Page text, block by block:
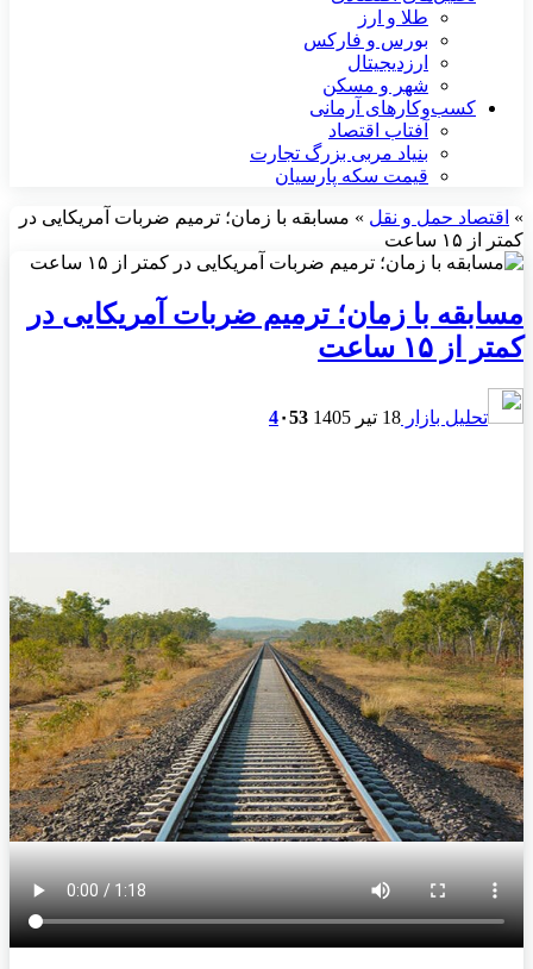
طلا و ارز
بورس و فارکس
ارزدیجیتال
شهر و مسکن
کسب‌وکارهای آرمانی
آفتاب اقتصاد
بنیاد مربی بزرگ تجارت
قیمت سکه پارسیان
» اقتصاد حمل و نقل » مسابقه با زمان؛ ترمیم ضربات آمریکایی در
کمتر از ۱۵ ساعت
مسابقه با زمان؛ ترمیم ضربات آمریکایی در
کمتر از ۱۵ ساعت
تحلیل بازار 18 تیر 1405 4۰53